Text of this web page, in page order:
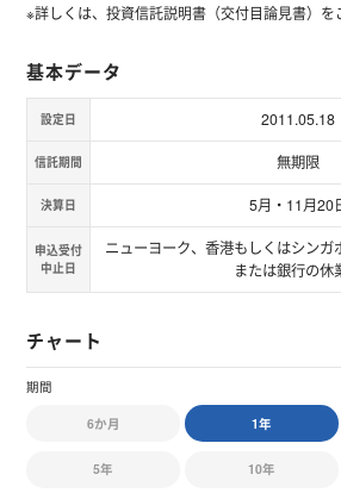
※詳しくは、投資信託説明書（交付目論見書）を
基本データ
設定日 2011.05.18
信託期間 無期限
決算日 5月・11月20
申込受付
中止日
ニューヨーク、香港もしくはシン
または銀行の休
チャート
期間
6か月 1年
5年 10年